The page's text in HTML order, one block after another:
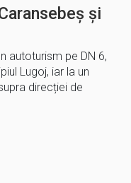
și
autoturism pe DN 6,
Lugoj, iar la un
direcției de